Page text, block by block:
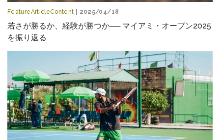
FeatureArticleContent | 2025/04/18
若さが勝るか、経験が勝つか── マイアミ・オープン2025
を振り返る